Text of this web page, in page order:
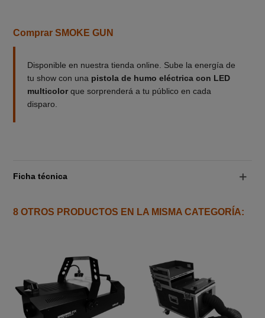
Comprar SMOKE GUN
Disponible en nuestra tienda online. Sube la energía de
tu show con una pistola de humo eléctrica con LED
multicolorque sorprenderá a tu público en cada
disparo.
Ficha técnica
8 OTROS PRODUCTOS EN LA MISMA CATEGORÍA: